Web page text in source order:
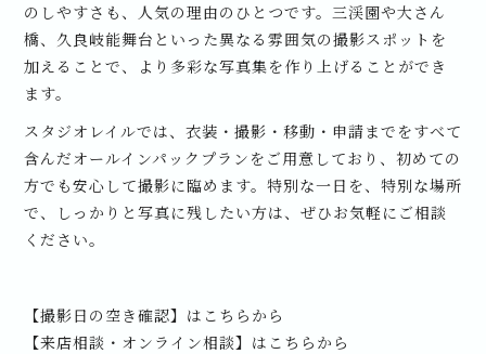
のしやすさも、人気の理由のひとつです。三渓園や大さん
橋、久良岐能舞台といった異なる雰囲気の撮影スポットを
加えることで、より多彩な写真集を作り上げることができ
ます。
スタジオレイルでは、衣装・撮影・移動・申請までをすべて
含んだオールインパックプランをご用意しており、初めての
方でも安心して撮影に臨めます。特別な一日を、特別な場所
で、しっかりと写真に残したい方は、ぜひお気軽にご相談
ください。
【撮影日の空き確認】はこちらから
【来店相談・オンライン相談】はこちらから